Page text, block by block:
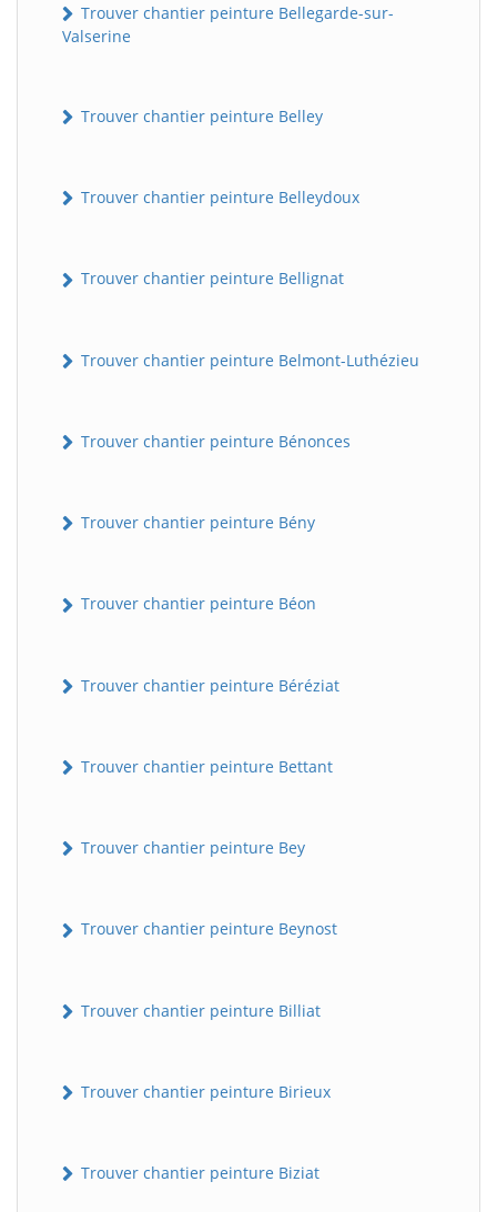
Trouver chantier peinture Bellegarde-sur-
Valserine
Trouver chantier peinture Belley
Trouver chantier peinture Belleydoux
Trouver chantier peinture Bellignat
Trouver chantier peinture Belmont-Luthézieu
Trouver chantier peinture Bénonces
Trouver chantier peinture Bény
Trouver chantier peinture Béon
Trouver chantier peinture Béréziat
Trouver chantier peinture Bettant
Trouver chantier peinture Bey
Trouver chantier peinture Beynost
Trouver chantier peinture Billiat
Trouver chantier peinture Birieux
Trouver chantier peinture Biziat